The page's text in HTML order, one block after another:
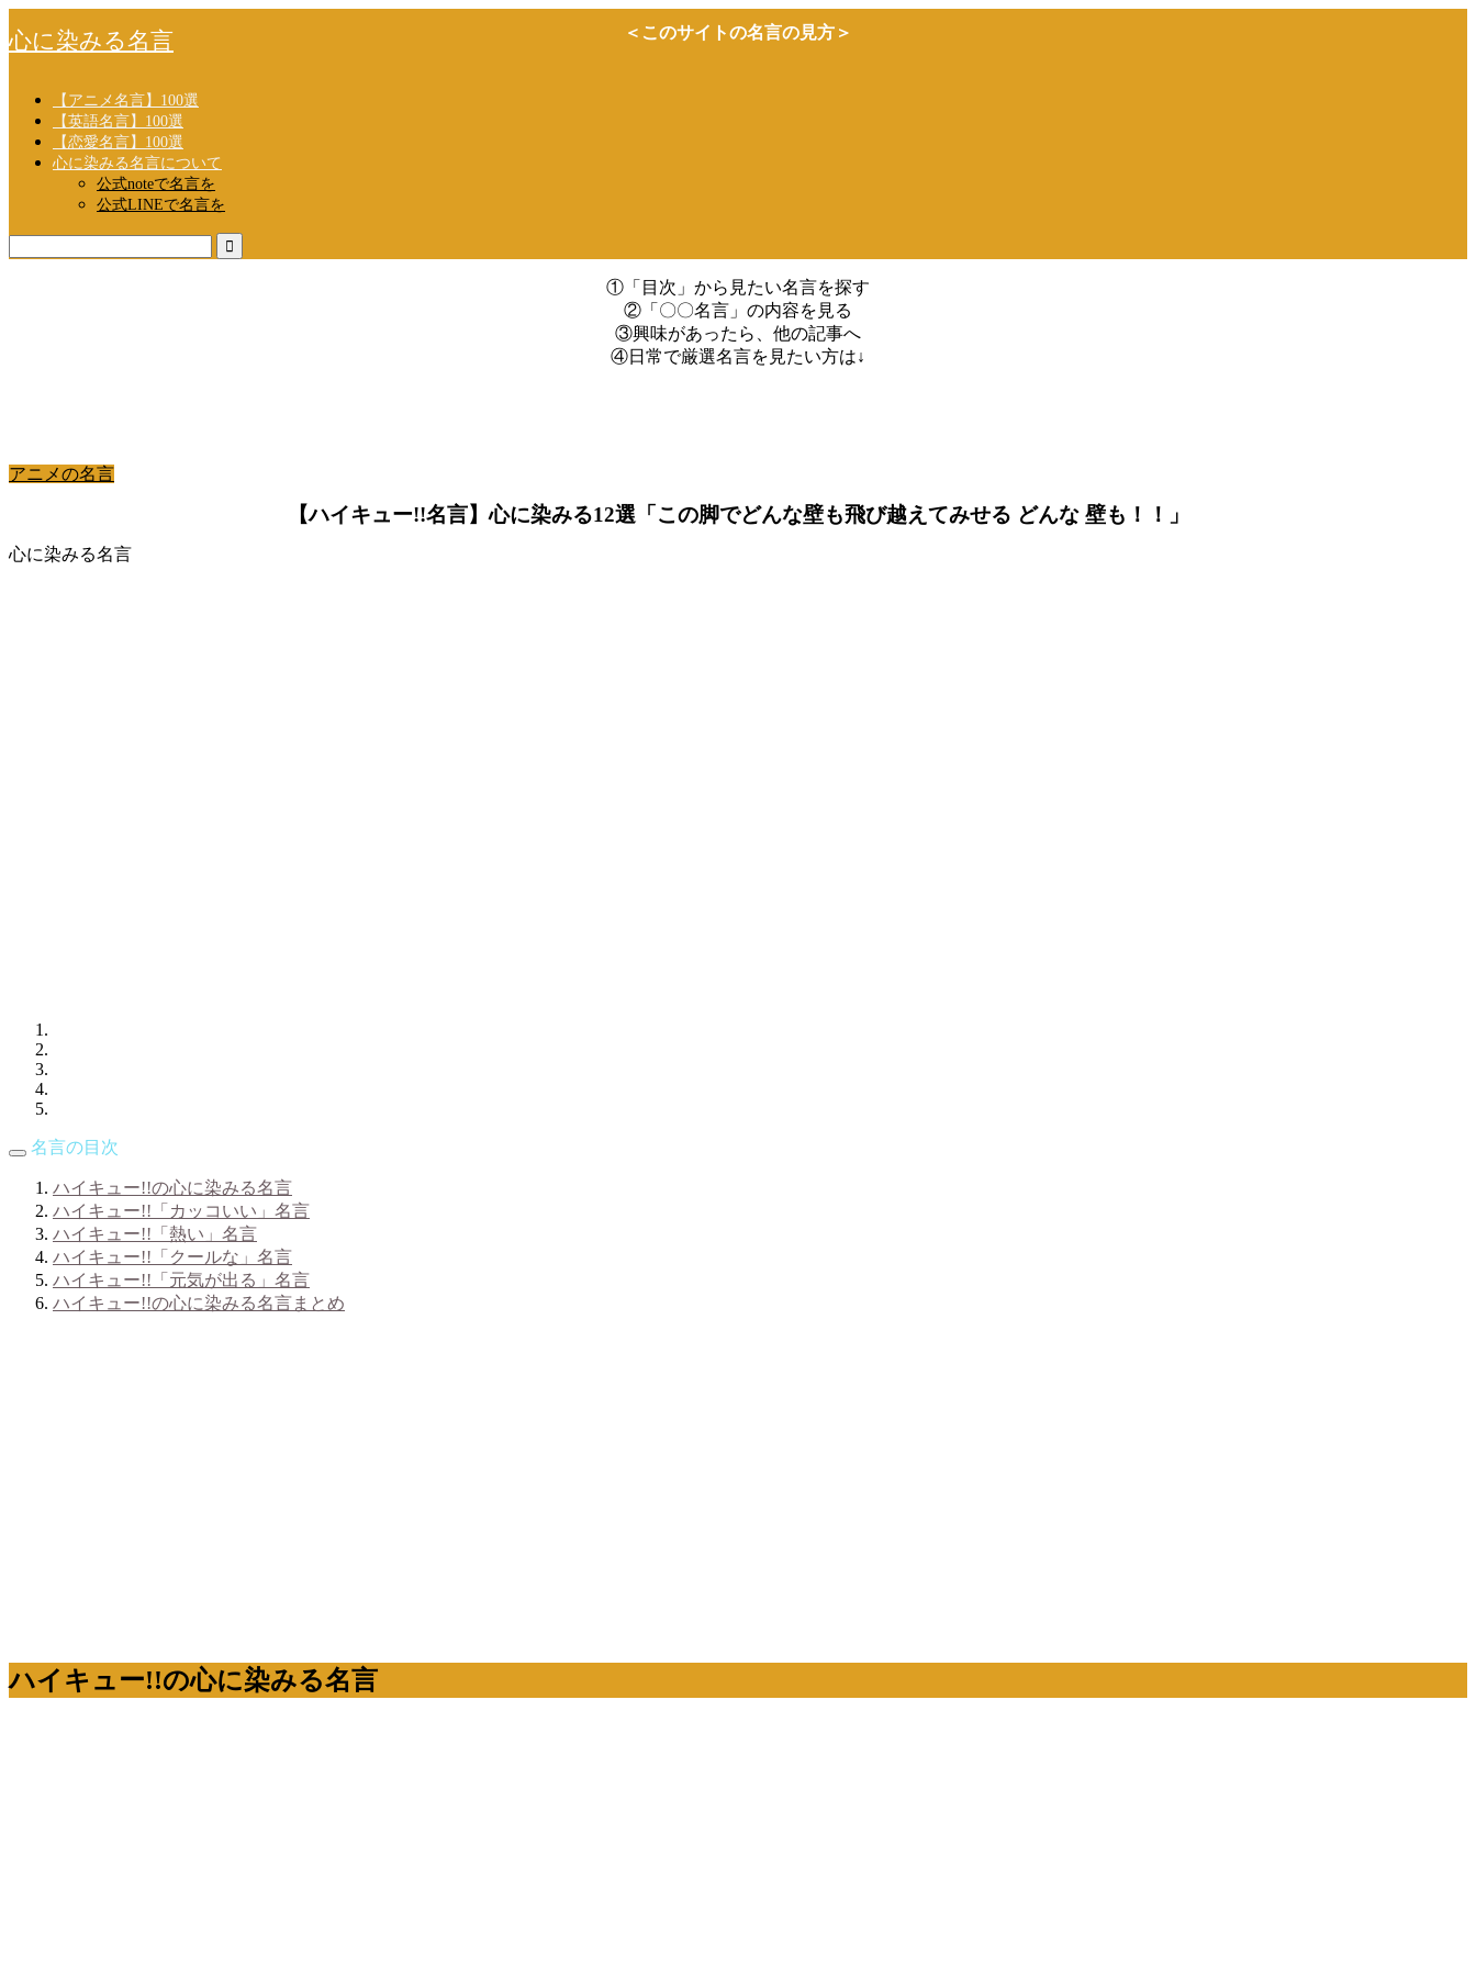
心に染みる名言
【アニメ名言】100選
【英語名言】100選
【恋愛名言】100選
心に染みる名言について
公式noteで名言を
公式LINEで名言を
＜このサイトの名言の見方＞
①「目次」から見たい名言を探す
②「〇〇名言」の内容を見る
③興味があったら、他の記事へ
④日常で厳選名言を見たい方は↓
アニメの名言
【ハイキュー!!名言】心に染みる12選「この脚でどんな壁も飛び越えてみせる どんな 壁も！！」
心に染みる名言
名言の目次
ハイキュー!!の心に染みる名言
ハイキュー!!「カッコいい」名言
ハイキュー!!「熱い」名言
ハイキュー!!「クールな」名言
ハイキュー!!「元気が出る」名言
ハイキュー!!の心に染みる名言まとめ
ハイキュー!!の心に染みる名言